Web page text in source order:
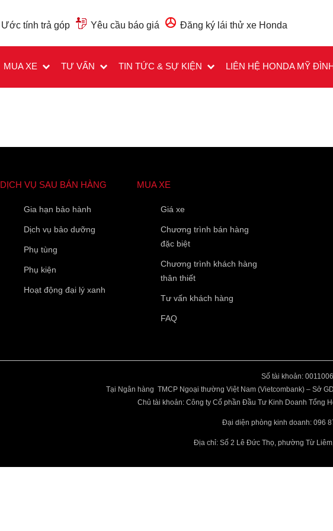
Ước tính trả góp Yêu cầu báo giá Đăng ký lái thử xe Honda
MUA XE TƯ VẤN TIN TỨC & SỰ KIỆN LIÊN HỆ HONDA MỸ
DỊCH VỤ SAU BÁN HÀNG
Gia hạn bảo hành
Dịch vụ bảo dưỡng
Phụ tùng
Phụ kiện
Hoạt động đại lý xanh
MUA XE
Giá xe
Chương trình bán hàng
đặc biệt
Chương trình khách hàng
thân thiết
Tư vấn khách hàng
FAQ
Số tài khoản:
Tại Ngân hàng TMCP Ngoại thường Việt Nam (Vietcombank) – Sở
Chủ tài khoản: Công ty Cổ phần Đầu Tư Kinh Doanh Tổng
Đại diện phòng kinh doanh: 096
Địa chỉ: Số 2 Lê Đức Thọ, phường Từ
Các trường được đánh dấu *là bắt buộc
10 của 10 Ký tự còn lại